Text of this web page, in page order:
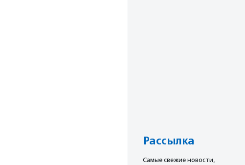
Рассылка
Cамые свежие новости,